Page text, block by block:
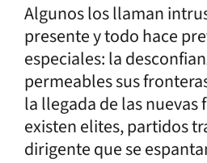
Algunos los llaman
presente y todo hace
especiales: la
permeables sus
la llegada de las nuevas
existen elites, partidos
dirigente que se